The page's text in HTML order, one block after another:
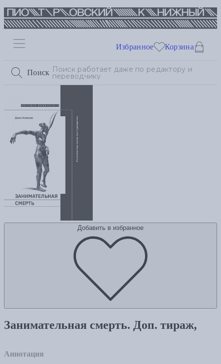
Поиск
Избранное Корзина
Добавить в избранное
Занимательная смерть. Доп. тираж,
Аннотация